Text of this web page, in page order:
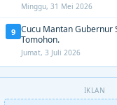
Minggu, 31 Mei 2026
9 Cucu Mantan Gubernur
Tomohon.
Jumat, 3 Juli 2026
IKLAN